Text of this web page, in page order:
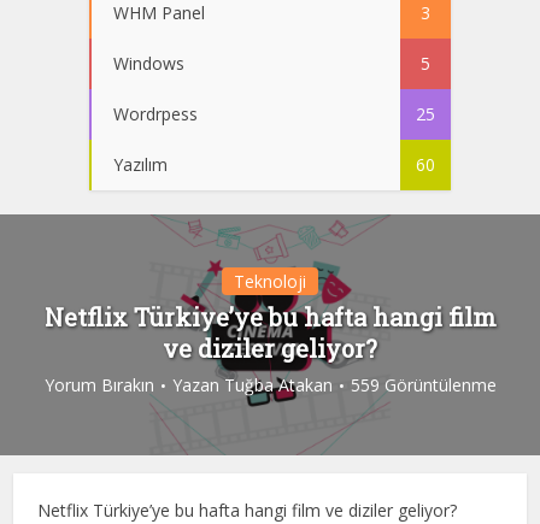
WHM Panel 3
Windows 5
Wordrpess 25
Yazılım 60
Teknoloji
Netflix Türkiye’ye bu hafta hangi film
ve diziler geliyor?
Yorum Bırakın YazanTuğba Atakan 559 Görüntülenme
Netflix Türkiye’ye bu hafta hangi film ve diziler geliyor?